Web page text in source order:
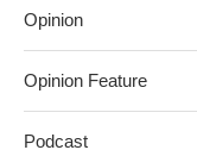
Opinion
Opinion Feature
Podcast